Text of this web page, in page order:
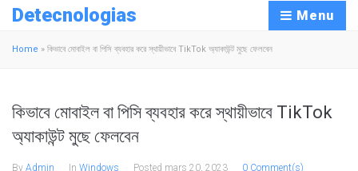
Detecnologias Menu
Home » কিভাবে মোবাইল বা পিসি ব্যবহার করে স্থায়ীভাবে TikTok অ্যাকাউন্ট মুছে ফেলবেন
কিভাবে মোবাইল বা পিসি ব্যবহার করে স্থায়ীভাবে TikTok
অ্যাকাউন্ট মুছে ফেলবেন
By Admin In Windows Posted mars 20, 2023 0 Comment(s)